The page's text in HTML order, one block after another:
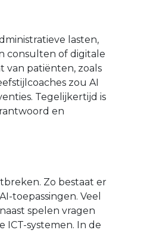
lasten,
consulten of digitale
van patiënten, zoals
zou AI
Tegelijkertijd is
en
Zo bestaat er
toepassingen. Veel
spelen vragen
systemen. In de